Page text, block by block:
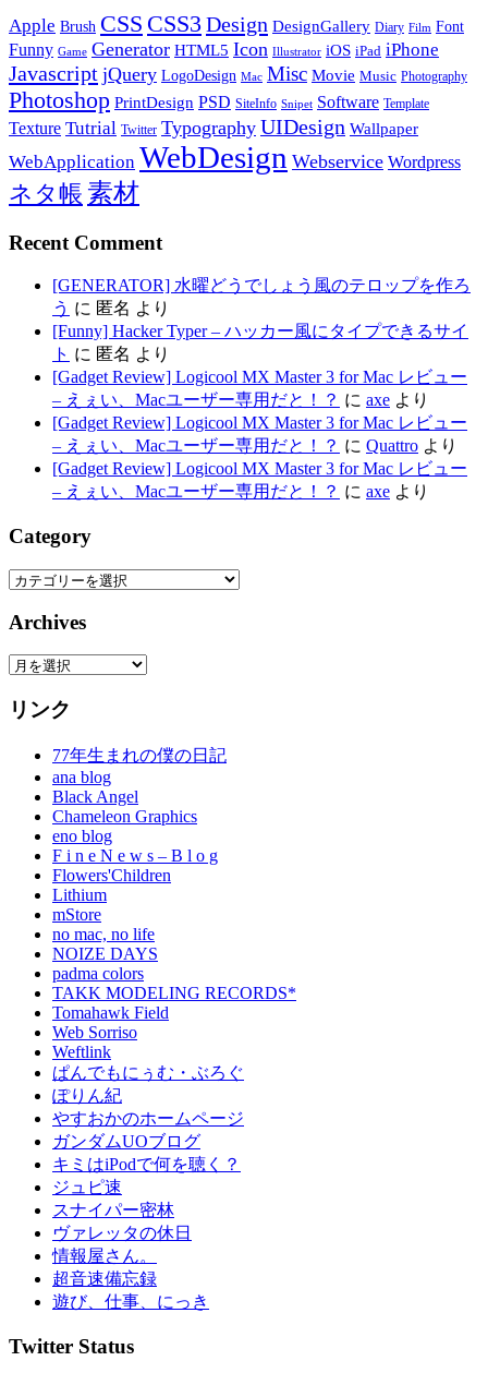
Apple Brush CSS CSS3 Design DesignGallery Diary Film Font
Funny Game Generator HTML5 Icon Illustrator iOS iPad iPhone
Javascript jQuery LogoDesign Mac Misc Movie Music Photography
Photoshop PrintDesign PSD SiteInfo Snipet Software Template
Texture Tutrial Twitter Typography UIDesign Wallpaper
WebApplication WebDesign Webservice Wordpress
ネタ帳 素材
Recent Comment
[GENERATOR] 水曜どうでしょう風のテロップを作ろ
う に 匿名 より
[Funny] Hacker Typer – ハッカー風にタイプできるサイ
ト に 匿名 より
[Gadget Review] Logicool MX Master 3 for Mac レビュー
– えぇい、Macユーザー専用だと！？ に axe より
[Gadget Review] Logicool MX Master 3 for Mac レビュー
– えぇい、Macユーザー専用だと！？ に Quattro より
[Gadget Review] Logicool MX Master 3 for Mac レビュー
– えぇい、Macユーザー専用だと！？ に axe より
Category
Category
Archives
Archives
リンク
77年生まれの僕の日記
ana blog
Black Angel
Chameleon Graphics
eno blog
F i n e N e w s – B l o g
Flowers'Children
Lithium
mStore
no mac, no life
NOIZE DAYS
padma colors
TAKK MODELING RECORDS*
Tomahawk Field
Web Sorriso
Weftlink
ぱんでもにぅむ・ぶろぐ
ぽりん紀
やすおかのホームページ
ガンダムUOブログ
キミはiPodで何を聴く？
ジュピ速
スナイパー密林
ヴァレッタの休日
情報屋さん。
超音速備忘録
遊び、仕事、にっき
Twitter Status